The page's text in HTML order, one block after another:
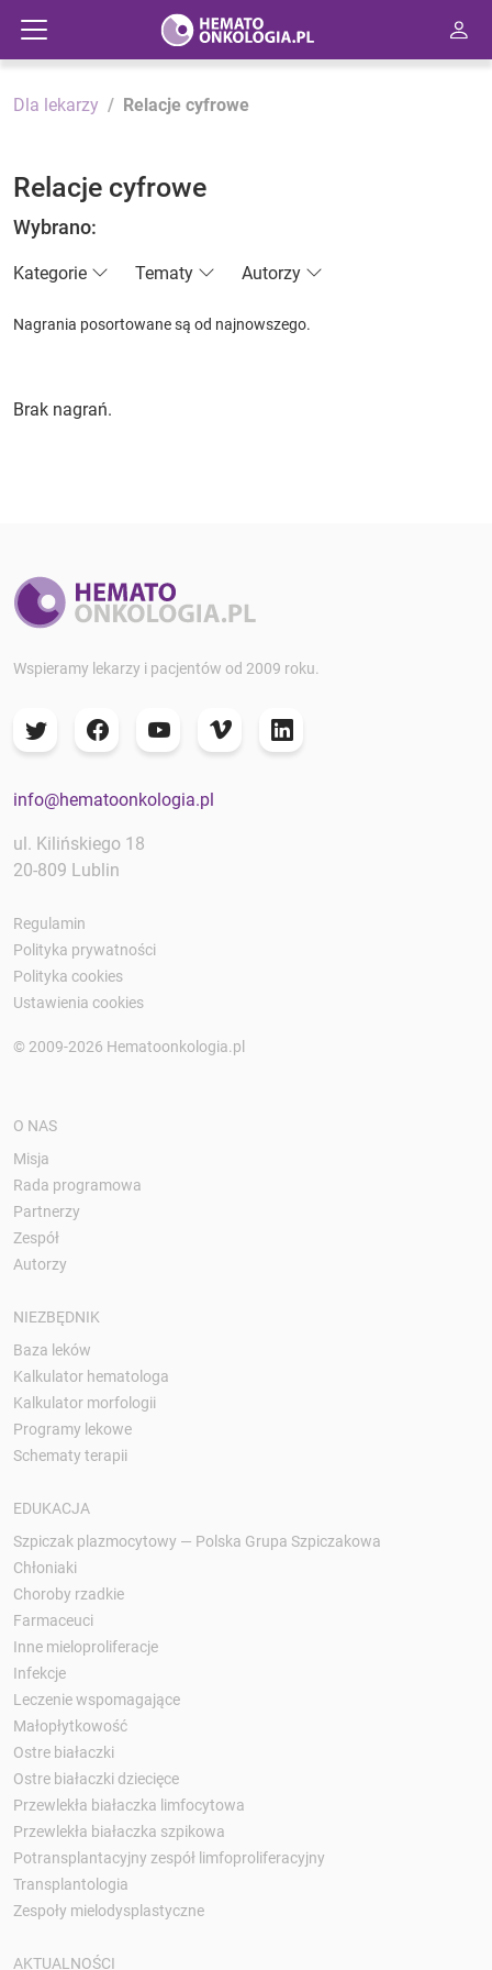
Dla lekarzy Relacje cyfrowe
Relacje cyfrowe
Wybrano:
Kategorie Tematy Autorzy
Nagrania posortowane są od najnowszego.
Brak nagrań.
Wspieramy lekarzy i pacjentów od 2009 roku.
info@hematoonkologia.pl
ul. Kilińskiego 18
20-809 Lublin
Regulamin
Polityka prywatności
Polityka cookies
Ustawienia cookies
© 2009-2026 Hematoonkologia.pl
O NAS
Misja
Rada programowa
Partnerzy
Zespół
Autorzy
NIEZBĘDNIK
Baza leków
Kalkulator hematologa
Kalkulator morfologii
Programy lekowe
Schematy terapii
EDUKACJA
Szpiczak plazmocytowy — Polska Grupa Szpiczakowa
Chłoniaki
Choroby rzadkie
Farmaceuci
Inne mieloproliferacje
Infekcje
Leczenie wspomagające
Małopłytkowość
Ostre białaczki
Ostre białaczki dziecięce
Przewlekła białaczka limfocytowa
Przewlekła białaczka szpikowa
Potransplantacyjny zespół limfoproliferacyjny
Transplantologia
Zespoły mielodysplastyczne
AKTUALNOŚCI